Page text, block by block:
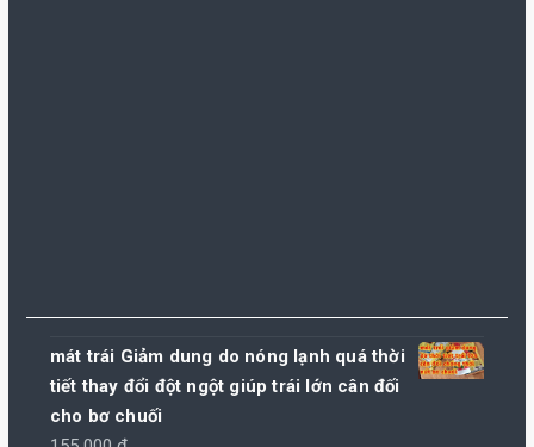
mát trái Giảm dung do nóng lạnh quá thời
tiết thay đổi đột ngột giúp trái lớn cân đối
cho bơ chuối